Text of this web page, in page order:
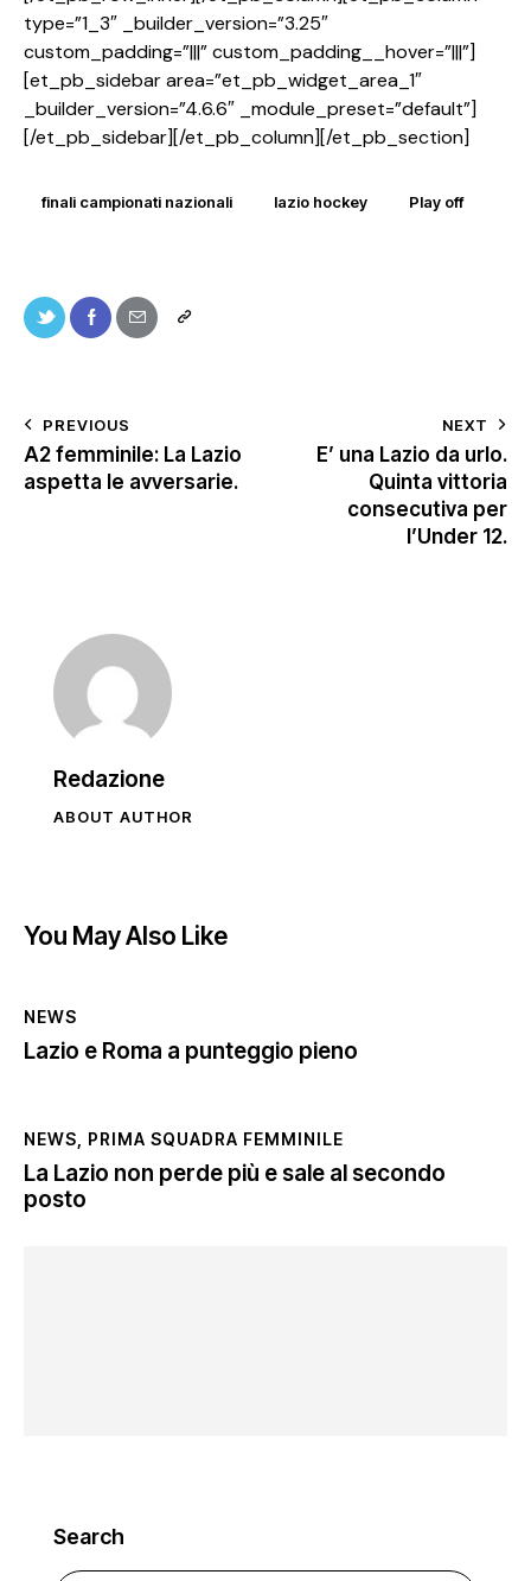
type=”1_3″ _builder_version=”3.25″
custom_padding=”|||” custom_padding__hover=”|||”]
[et_pb_sidebar area=”et_pb_widget_area_1″
_builder_version=”4.6.6″ _module_preset=”default”]
[/et_pb_sidebar][/et_pb_column][/et_pb_section]
finali campionati nazionali lazio hockey Play off
PREVIOUS
A2 femminile: La Lazio
aspetta le avversarie.
NEXT
E’ una Lazio da urlo.
Quinta vittoria
consecutiva per
l’Under 12.
Redazione
ABOUT AUTHOR
You May Also Like
NEWS
Lazio e Roma a punteggio pieno
NEWS PRIMA SQUADRA FEMMINILE
La Lazio non perde più e sale al secondo
posto
Search